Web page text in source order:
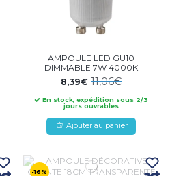
AMPOULE LED GU10
DIMMABLE 7W 4000K
8,39€11,06€
En stock, expédition sous 2/3
jours ouvrables
Ajouter au panier
-16%